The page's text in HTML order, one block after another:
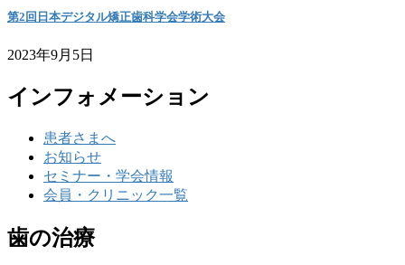
第2回日本デジタル矯正歯科学会学術大会
2023年9月5日
インフォメーション
患者さまへ
お知らせ
セミナー・学会情報
会員・クリニック一覧
歯の治療